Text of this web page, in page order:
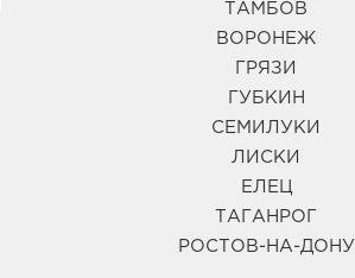
ТАМБОВ
ВОРОНЕЖ
ГРЯЗИ
ГУБКИН
СЕМИЛУКИ
ЛИСКИ
ЕЛЕЦ
ТАГАНРОГ
РОСТОВ-НА-ДОНУ